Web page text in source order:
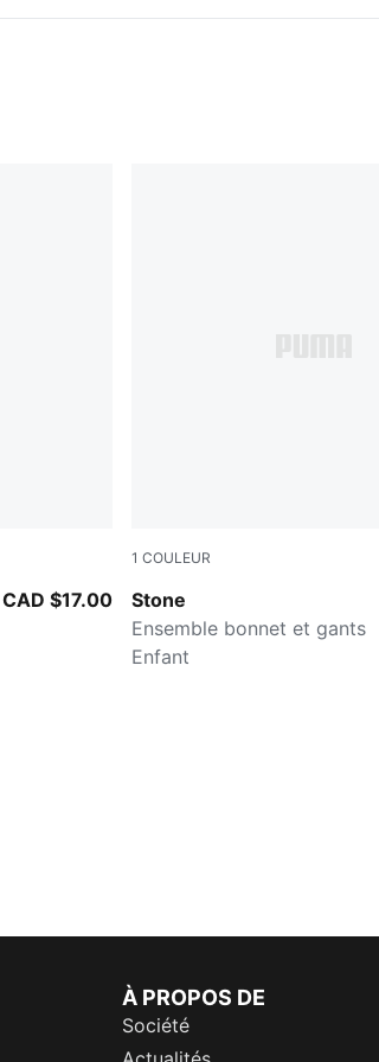
CAD $17.00
1 COULEUR
Stone
PURPLE/BROWN
Ensemble bonnet et gants
Enfant
À PROPOS DE
Société